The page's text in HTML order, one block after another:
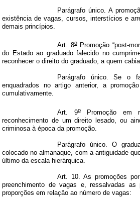
Parágrafo único. A
existência de vagas, cursos, interstícios e
demais princípios.
Art. 8oPromoção “post-
do Estado ao graduado falecido no
reconhecer o direito do graduado, a quem
Parágrafo único. Se o
enquadrados no artigo anterior, a
cumulativamente.
Art. 9oPromoção em
reconhecimento de um direito lesado, ou
criminosa à época da promoção.
Parágrafo único. O
colocado no almanaque, com a antiguidade
último da escala hierárquica.
Art. 10. As promoções
preenchimento de vagas e, ressalvadas
proporções em relação ao número de vagas: